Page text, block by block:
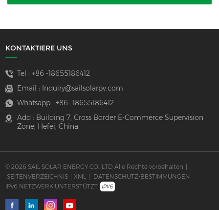
KONTAKTIERE UNS
Tel : +86 -18655186412
Email :
Inquiry@sailsolarpv.com
Whatsapp : +86 -18655186412
Add : Building 7, Cross Border E-Commerce Supervision
Zone, Hefei, China
© 2026 SAIL SOLAR ENERGY CO., LTD Alle Rechte vorbehalten |
SEITENVERZEICHNIS | XML | DATENSCHUTZ-BESTIMMUNGEN
IPv6 NETZWERK UNTERSTÜTZT